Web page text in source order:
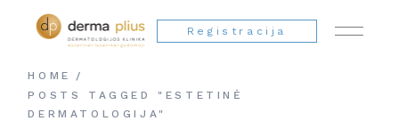
Registracija
HOME
POSTS TAGGED "ESTETINĖ
DERMATOLOGIJA"